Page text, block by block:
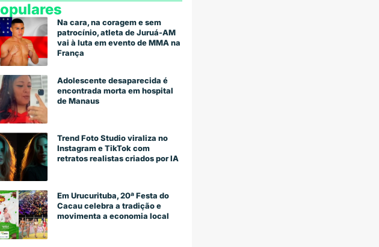
Na cara, na coragem e sem
patrocínio, atleta de Juruá-AM
vai à luta em evento de MMA na
França
Adolescente desaparecida é
encontrada morta em hospital
de Manaus
Trend Foto Studio viraliza no
Instagram e TikTok com
retratos realistas criados por IA
Em Urucurituba, 20ª Festa do
Cacau celebra a tradição e
movimenta a economia local